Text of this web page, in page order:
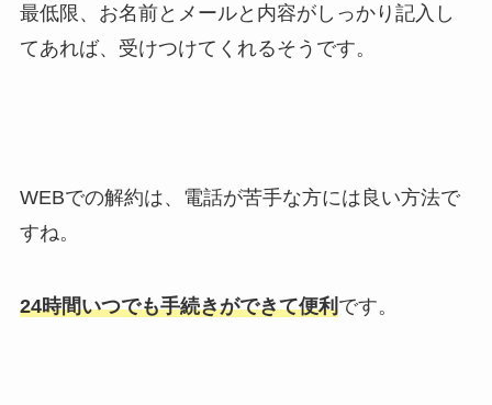
最低限、お名前とメールと内容がしっかり記入し
てあれば、受けつけてくれるそうです。
WEBでの解約は、電話が苦手な方には良い方法で
すね。
24時間いつでも手続きができて便利です。